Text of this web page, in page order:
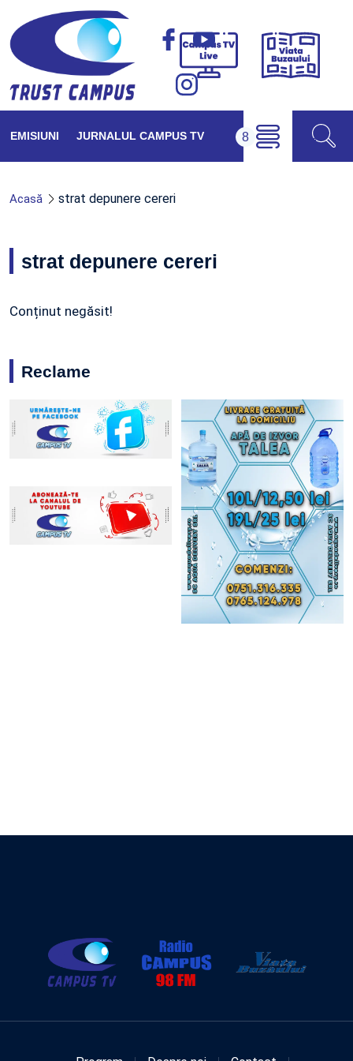
Campus
Viața
EMISIUNI JURNALUL CAMPUS TV
Acasă strat depunere cereri
strat depunere cereri
Conținut negăsit!
Reclame